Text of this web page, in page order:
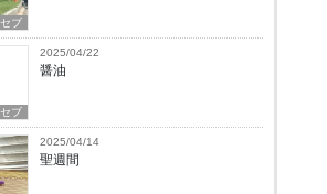
セブ
セブ
2025/04/22
醤油
2025/04/14
聖週間